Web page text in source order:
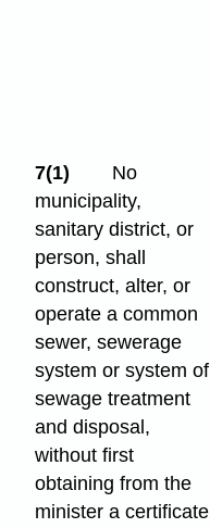
7(1)
No
municipality,
sanitary district, or
person, shall
construct, alter, or
operate a common
sewer, sewerage
system or system of
sewage treatment
and disposal,
without first
obtaining from the
minister a certificate